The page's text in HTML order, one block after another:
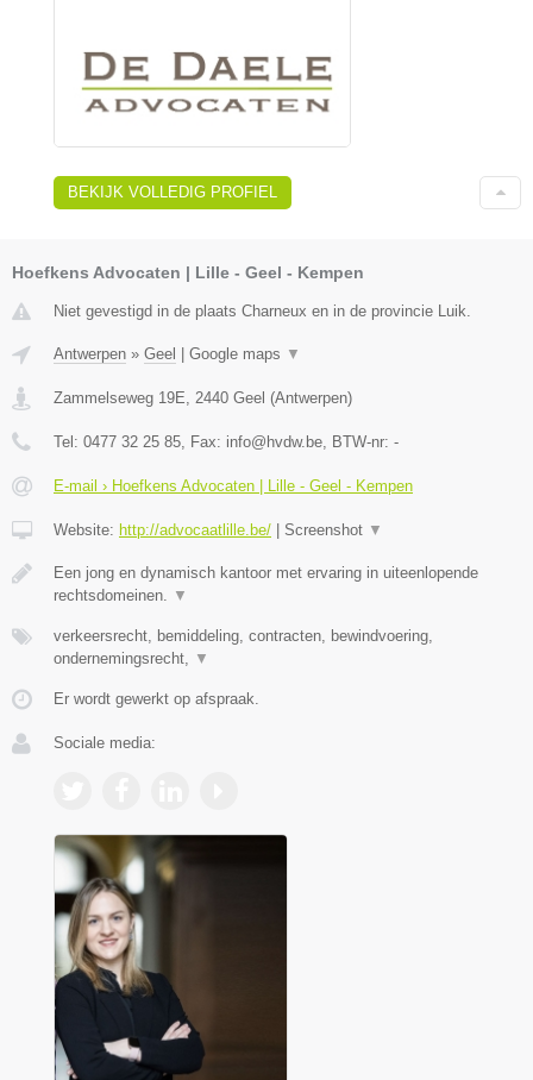
BEKIJK VOLLEDIG PROFIEL
Hoefkens Advocaten | Lille - Geel - Kempen
Niet gevestigd in de plaats Charneux en in de provincie Luik.
Antwerpen » Geel Google maps ▼
Zammelseweg 19E, 2440 Geel (Antwerpen)
Tel: 0477 32 25 85, Fax: info@hvdw.be, BTW-nr: -
E-mail › Hoefkens Advocaten | Lille - Geel - Kempen
Website: http://advocaatlille.be/ Screenshot ▼
Een jong en dynamisch kantoor met ervaring in uiteenlopende
rechtsdomeinen. ▼
verkeersrecht, bemiddeling, contracten, bewindvoering,
ondernemingsrecht, ▼
Er wordt gewerkt op afspraak.
Sociale media: